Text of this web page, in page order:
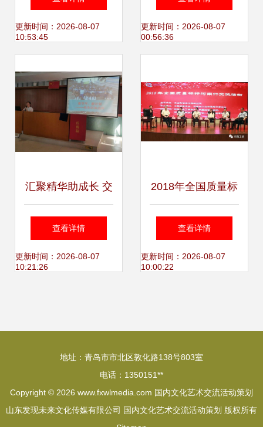
——陶作坊的创意
更新时间：2026-08-07
10:53:45
记
更新时间：2026-08-07
00:56:36
汇聚精华助成长 交
流分享促提升——
广州奥林匹克中学
查看详情
更新时间：2026-08-07
10:21:26
2018年全国质量标
杆河南行交流活动
在郑州举办
查看详情
更新时间：2026-08-07
10:00:22
地址：青岛市市北区敦化路138号803室
电话：1350151**
Copyright © 2026 www.fxwlmedia.com 国内文化艺术交流活动策划
山东发现未来文化传媒有限公司 国内文化艺术交流活动策划 版权所有